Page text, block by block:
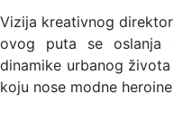
Vizija kreativnog
ovog puta se oslanja
dinamike urbanog
koju nose modne